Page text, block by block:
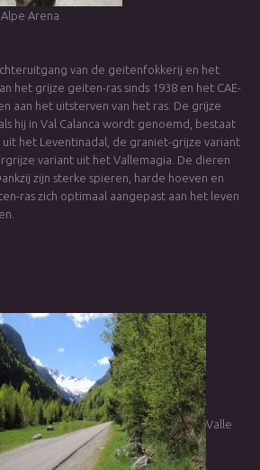
Arena
van de geitenfokkerij en het
het grijze geiten-ras sinds 1938 en het CAE-
aan het uitsterven van het ras. De grijze
hij in Val Calanca wordt genoemd, bestaat
het Leventinadal, de graniet-grijze variant
variant uit het Vallemagia. De dieren
zijn sterke spieren, harde hoeven en
ras zich optimaal aangepast aan het leven
Valle